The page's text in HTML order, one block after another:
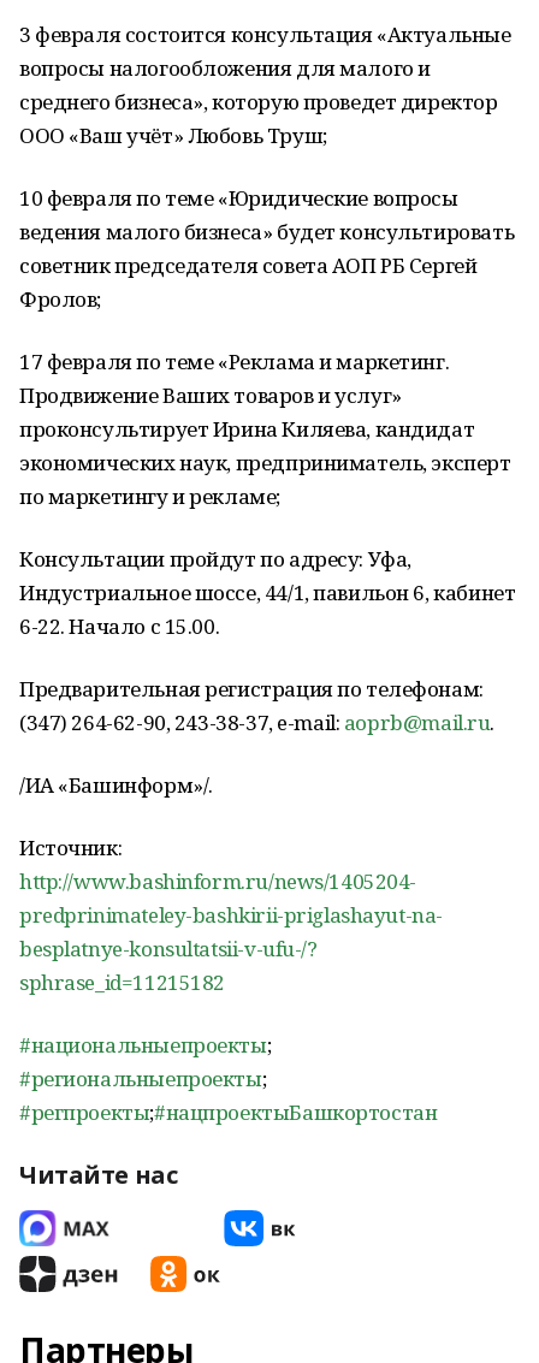
3 февраля состоится консультация «Актуальные
вопросы налогообложения для малого и
среднего бизнеса», которую проведет директор
ООО «Ваш учёт» Любовь Труш;
10 февраля по теме «Юридические вопросы
ведения малого бизнеса» будет консультировать
советник председателя совета АОП РБ Сергей
Фролов;
17 февраля по теме «Реклама и маркетинг.
Продвижение Ваших товаров и услуг»
проконсультирует Ирина Киляева, кандидат
экономических наук, предприниматель, эксперт
по маркетингу и рекламе;
Консультации пройдут по адресу: Уфа,
Индустриальное шоссе, 44/1, павильон 6, кабинет
6-22. Начало с 15.00.
Предварительная регистрация по телефонам:
(347) 264-62-90, 243-38-37, e-mail: aoprb@mail.ru.
/ИА «Башинформ»/.
Источник:
http://www.bashinform.ru/news/1405204-
predprinimateley-bashkirii-priglashayut-na-
besplatnye-konsultatsii-v-ufu-/?
sphrase_id=11215182
#национальныепроекты;
#региональныепроекты;
#регпроекты;#нацпроектыБашкортостан
Читайте нас
Партнеры